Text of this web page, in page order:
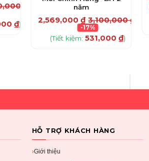
₫)
năm
2,569,000₫ 3,100,000₫
-17%
(Tiết kiệm:531,000₫)
HỖ TRỢ KHÁCH HÀNG
›Giới thiệu